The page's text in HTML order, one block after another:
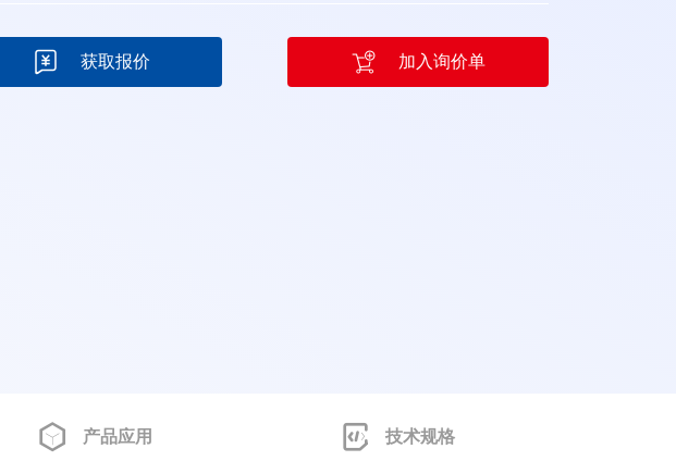
获取报价 加入询价单
产品应用 技术规格